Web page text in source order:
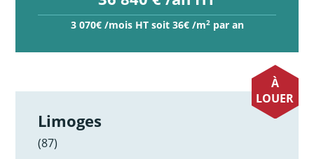
3 070€ /mois HT soit 36€ /m2par an
À
LOUER
Limoges
(87)